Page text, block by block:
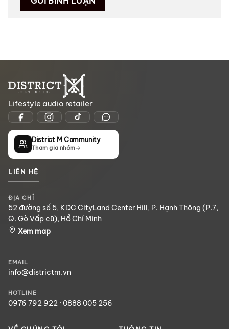
Lifestyle audio retailer
District M Community
Tham gia nhóm
LIÊN HỆ
ĐỊA CHỈ
52 đường số 5, KDC CityLand Center Hill, P. Hạnh Thông (P.7,
Q. Gò Vấp cũ), Hồ Chí Minh
Xem map
EMAIL
info@districtm.vn
HOTLINE
0976 792 922 · 0888 005 256